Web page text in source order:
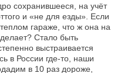
сохранившееся, на учёт
и «не для езды». Если
гараже, что ж она на
Стало быть
выстраивается
в России где-то, наши
в 10 раз дороже,